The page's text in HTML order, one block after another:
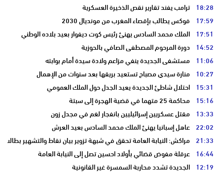
18:28 ترامب يفند تقارير نقص الذخيرة العسكرية
17:59 فوكس يطالب بإقصاء المغرب من مونديال 2030
17:51 الملك محمد السادس يهنئ رئيس كوت ديفوار بعيد بلاده الوطني
14:52 دورة المرحوم المصطفى الصافي بالحوزية
11:06 مستشفى الجديدة ينفي مزاعم ولادة سيدة أمام بوابته
10:27 منارة سيدي مصباح تستعيد بريقها بعد سنوات من الإهمال
15:31 احتلال شاطئ الجديدة يعيد الجدل حول الملك العمومي
15:16 محاكمة 25 متهما في قضية الهجرة إلى سبتة
13:33 مقتل عسكريين إسرائيليين بانفجار لغم في مجدل زون
22:02 عاهل إسبانيا يهنئ الملك محمد السادس بعيد العرش
21:33 مراكش: النيابة العامة تحقق في شبهة تزوير بيان نقاط والتشهير بطالب
16:44 عرقلة مفوض قضائي بأولاد احسين تصل إلى النيابة العامة
12:19 الجديدة تشدد محاربة السمسرة غير القانونية